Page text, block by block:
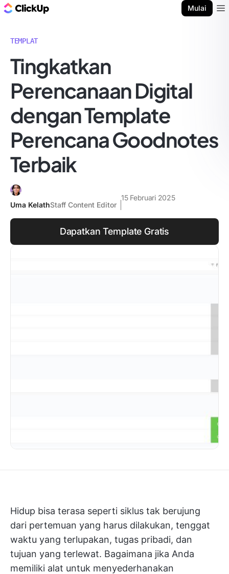
Mulai
TEMPLAT
Tingkatkan
Perencanaan Digital
dengan Template
Perencana Goodnotes
Terbaik
Uma KelathStaff Content Editor
15 Februari 2025
Dapatkan Template Gratis
Hidup bisa terasa seperti siklus tak berujung
dari pertemuan yang harus dilakukan, tenggat
waktu yang terlupakan, tugas pribadi, dan
tujuan yang terlewat. Bagaimana jika Anda
memiliki alat untuk menyederhanakan